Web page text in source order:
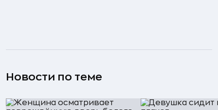
Новости по теме